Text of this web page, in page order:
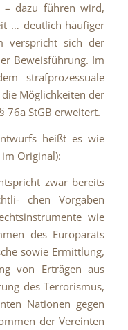
– dazu führen wird,
… deutlich häufiger
verspricht sich der
Beweisführung. Im
strafprozessuale
Möglichkeiten der
76a StGB erweitert.
heißt es wie
Original):
zwar bereits
chen Vorgaben
wie
des Europarats
sowie Ermittlung,
von Erträgen aus
des Terrorismus,
Nationen gegen
der Vereinten